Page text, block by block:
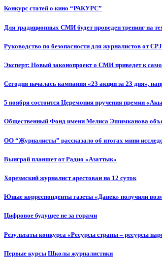
Конкурс статей о кино “РАКУРС”
Для традиционных СМИ будет проведен тренинг на
Руководство по безопасности для журналистов от CPJ
Эксперт: Новый законопроект о СМИ приведет к
Сегодня началась кампания «23 акции за 23 дня»,
5 ноября состоится Церемония вручения премии
Общественный Фонд имени Мелиса Эшимканова
ОО “Журналисты” рассказало об итогах мини
Выиграй планшет от Радио «Азаттык»
Хорезмский журналист арестован на 12 суток
Юные корреспонденты газеты «Данек» получили
Цифровое будущее не за горами
Результаты конкурса «Ресурсы страны – ресурсы
Первые курсы Школы журналистики